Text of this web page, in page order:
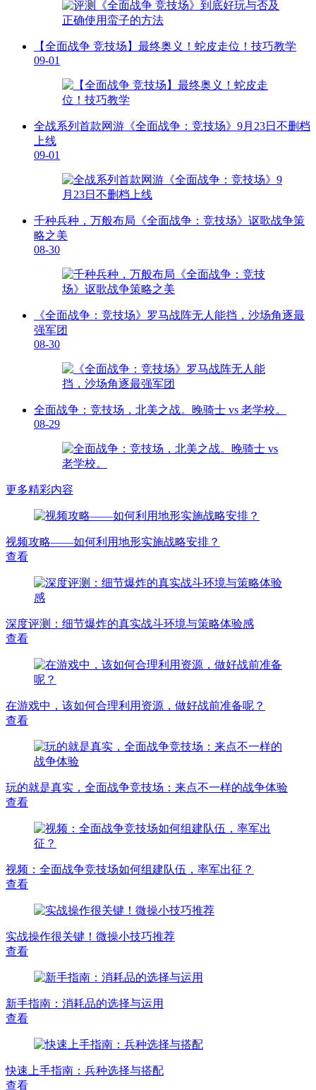
【全面战争 竞技场】最终奥义！蛇皮走位！技巧教学
09-01
全战系列首款网游《全面战争：竞技场》9月23日不删档
上线
09-01
千种兵种，万般布局《全面战争：竞技场》讴歌战争策
略之美
08-30
《全面战争：竞技场》罗马战阵无人能挡，沙场角逐最
强军团
08-30
全面战争：竞技场，北美之战。晚骑士 vs 老学校。
08-29
更多精彩内容
视频攻略——如何利用地形实施战略安排？
查看
深度评测：细节爆炸的真实战斗环境与策略体验感
查看
在游戏中，该如何合理利用资源，做好战前准备呢？
查看
玩的就是真实，全面战争竞技场：来点不一样的战争体验
查看
视频：全面战争竞技场如何组建队伍，率军出征？
查看
实战操作很关键！微操小技巧推荐
查看
新手指南：消耗品的选择与运用
查看
快速上手指南：兵种选择与搭配
查看